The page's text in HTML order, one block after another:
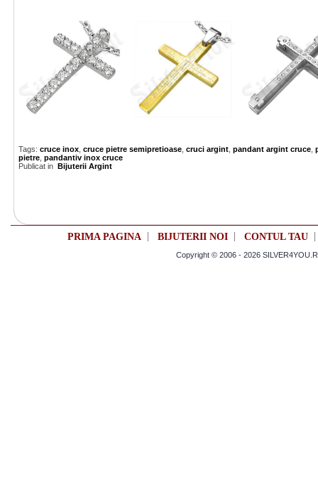
Tags: cruce inox cruce pietre semipretioase cruci argint pandant argint cruce
pietre pandantiv inox cruce
Publicat in Bijuterii Argint
PRIMA PAGINA BIJUTERII NOI CONTUL TAU
Copyright © 2006 - 2026